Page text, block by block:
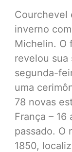
Courchevel
inverno
Michelin. O
revelou sua
segunda-
uma
78 novas
França – 16
passado. O
1850,